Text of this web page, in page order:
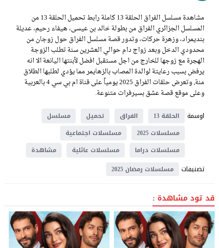
مشاهدة مسلسل الفراق الحلقة 13 كاملة رابط تحميل الحلقة 13 من
المسلسل الجزائري الفراق من بطولة خالد بن عيسى، هيفاء رحيم، عديلة
بنديمراد، وزهرة حركات، وتدور قصة مسلسل الفراق حول زوجان من
محدودي الدخل وبعد زواج دام حوالي العشرين سنة تطلب الزوجة
الهجرة مع زوجها للخارج من اجل مستقبل افضل لأبنتها اليانعة الا انه
يرفض بسبب رعايتة لوالدة المصاب بالزهايمر مما يؤدي لطلبها الطلاق
منة, وتعرض حلقات الفراق 2025 يومياً على قناة ام بي سي 4 بالعربية
وعلى موقع قصة عشق بسيرفرات متنوعة.
اوسمة
الحلقة 13 الفراق تحميل
مسلسل
مسلسلات 2025
مسلسلات اجتماعية
مسلسلات دراما
مسلسلات عائلية مشاهدة
تصنيفات مسلسلات رمضان 2025
قد تود مشاهدة :